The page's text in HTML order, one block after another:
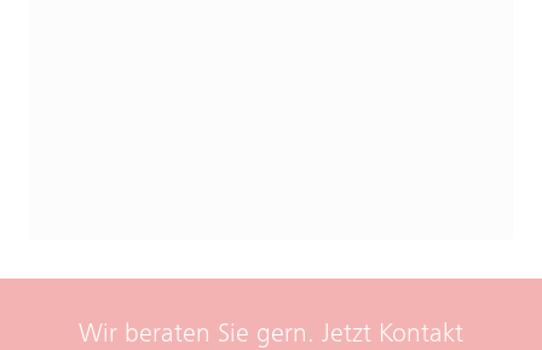
Wir beraten Sie gern. Jetzt Kontakt